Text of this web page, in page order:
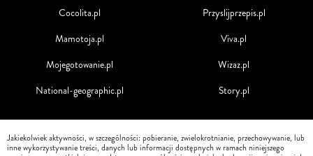
Cocolita.pl
Mamotoja.pl
Mojegotowanie.pl
National-geographic.pl
Przyslijprzepis.pl
Viva.pl
Wizaz.pl
Story.pl
Jakiekolwiek aktywności, w szczególności: pobieranie, zwielokrotnianie, przechowywanie, lub
inne wykorzystywanie treści, danych lub informacji dostępnych w ramach niniejszego